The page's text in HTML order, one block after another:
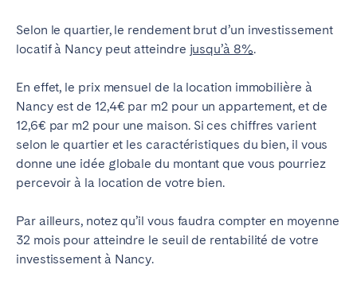
Selon le quartier, le rendement brut d’un investissement
locatif à Nancy peut atteindre jusqu’à 8%.
En effet, le prix mensuel de la location immobilière à
Nancy est de 12,4€ par m2 pour un appartement, et de
12,6€ par m2 pour une maison. Si ces chiffres varient
selon le quartier et les caractéristiques du bien, il vous
donne une idée globale du montant que vous pourriez
percevoir à la location de votre bien.
Par ailleurs, notez qu’il vous faudra compter en moyenne
32 mois pour atteindre le seuil de rentabilité de votre
investissement à Nancy.